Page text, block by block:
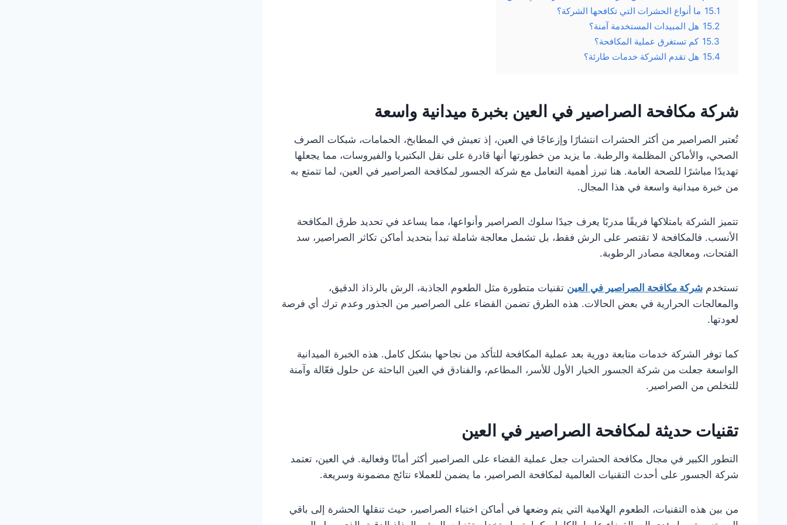
15.1 ما أنواع الحشرات التي تكافحها الشركة؟
15.2 هل المبيدات المستخدمة آمنة؟
15.3 كم تستغرق عملية المكافحة؟
15.4 هل تقدم الشركة خدمات طارئة؟
شركة مكافحة الصراصير في العين بخبرة ميدانية واسعة
تُعتبر الصراصير من أكثر الحشرات انتشارًا وإزعاجًا في العين، إذ تعيش في المطابخ، الحمامات، شبكات الصرف
الصحي، والأماكن المظلمة والرطبة. ما يزيد من خطورتها أنها قادرة على نقل البكتيريا والفيروسات، مما يجعلها
تهديدًا مباشرًا للصحة العامة. هنا تبرز أهمية التعامل مع شركة الجسور لمكافحة الصراصير في العين، لما تتمتع به
من خبرة ميدانية واسعة في هذا المجال.
تتميز الشركة بامتلاكها فريقًا مدربًا يعرف جيدًا سلوك الصراصير وأنواعها، مما يساعد في تحديد طرق المكافحة
الأنسب. فالمكافحة لا تقتصر على الرش فقط، بل تشمل معالجة شاملة تبدأ بتحديد أماكن تكاثر الصراصير، سد
الفتحات، ومعالجة مصادر الرطوبة.
تستخدمشركة مكافحة الصراصير في العين تقنيات متطورة مثل الطعوم الجاذبة، الرش بالرذاذ الدقيق،
والمعالجات الحرارية في بعض الحالات. هذه الطرق تضمن القضاء على الصراصير من الجذور وعدم ترك أي فرصة
لعودتها.
كما توفر الشركة خدمات متابعة دورية بعد عملية المكافحة للتأكد من نجاحها بشكل كامل. هذه الخبرة الميدانية
الواسعة جعلت من شركة الجسور الخيار الأول للأسر، المطاعم، والفنادق في العين الباحثة عن حلول فعّالة وآمنة
للتخلص من الصراصير.
تقنيات حديثة لمكافحة الصراصير في العين
التطور الكبير في مجال مكافحة الحشرات جعل عملية القضاء على الصراصير أكثر أمانًا وفعالية. في العين، تعتمد
شركة الجسور على أحدث التقنيات العالمية لمكافحة الصراصير، ما يضمن للعملاء نتائج مضمونة وسريعة.
من بين هذه التقنيات، الطعوم الهلامية التي يتم وضعها في أماكن اختباء الصراصير، حيث تنقلها الحشرة إلى باقي